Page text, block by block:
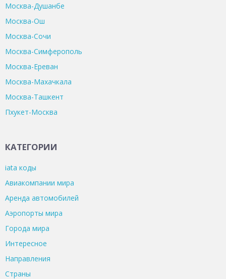
Москва-Душанбе
Москва-Ош
Москва-Сочи
Москва-Симферополь
Москва-Ереван
Москва-Махачкала
Москва-Ташкент
Пхукет-Москва
КАТЕГОРИИ
iata коды
Авиакомпании мира
Аренда автомобилей
Аэропорты мира
Города мира
Интересное
Направления
Страны